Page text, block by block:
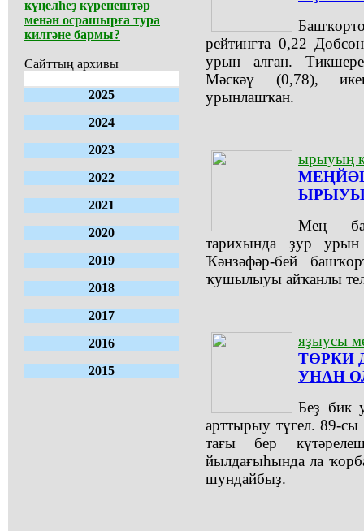
күңелһеҙ күренештәр
менән осрашырға тура
килгәне бармы?
Сайттың архивы
2025
2024
2023
2022
2021
2020
2019
2018
2017
2016
2015
рейтингта 0,22
урын алған.
Мәскәү (0,78),
урынлашҡан.
ырыуың
Мең
тарихында ҙур
Ҡәнзәфәр-бей
ҡушылыуы айҡанлы
яҙыусы
ТӨРКИ
УНАН
Беҙ бик
арттырыу түгел. 89-
тағы бер
йылдағыһында ла
шундайбыҙ.